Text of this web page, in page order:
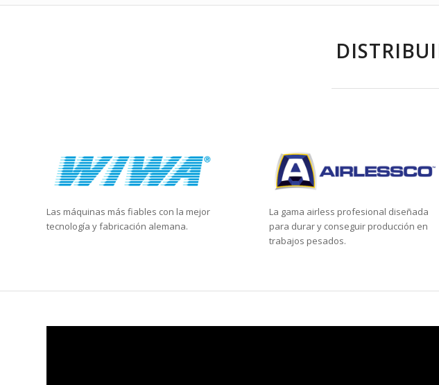
Las máquinas más fiables con la mejor
tecnología y fabricación alemana.
La gama airless profesional diseñada
para durar y conseguir producción en
trabajos pesados.